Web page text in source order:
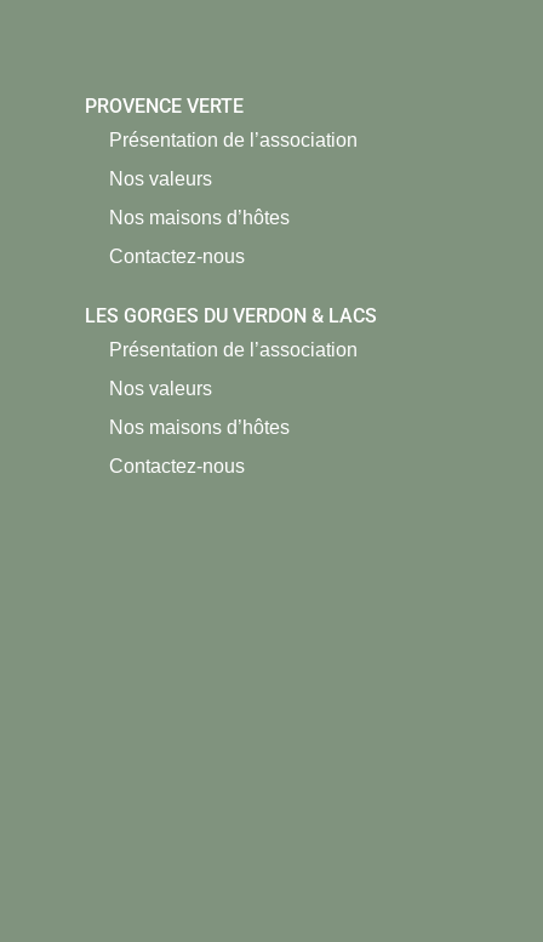
PROVENCE VERTE
Présentation de l’association
Nos valeurs
Nos maisons d’hôtes
Contactez-nous
LES GORGES DU VERDON & LACS
Présentation de l’association
Nos valeurs
Nos maisons d’hôtes
Contactez-nous